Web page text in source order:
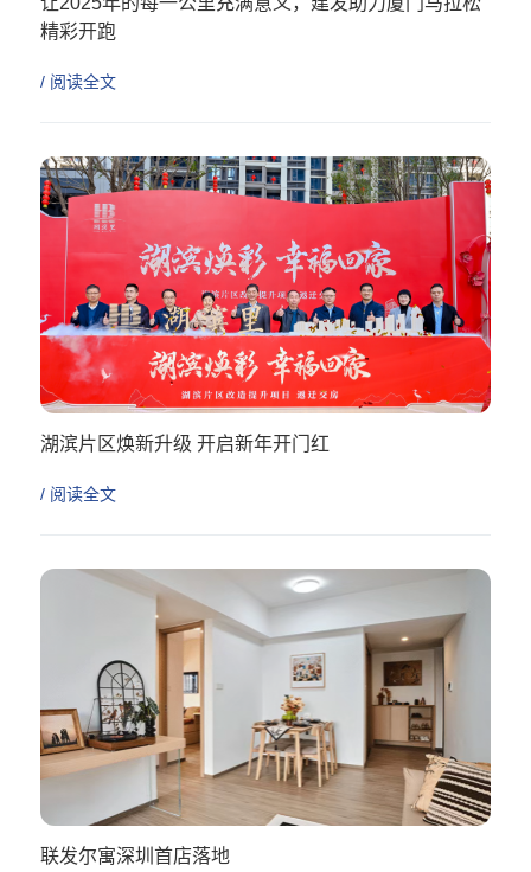
精彩开跑
/ 阅读全文
湖滨片区焕新升级 开启新年开门红
/ 阅读全文
联发尔寓深圳首店落地